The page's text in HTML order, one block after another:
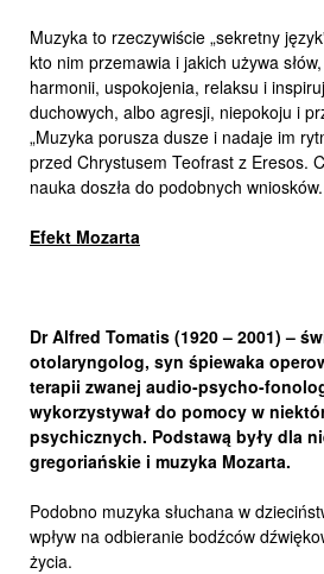
Muzyka to rzeczywiście „sekretny
kto nim przemawia i jakich używa
harmonii, uspokojenia, relaksu i
duchowych, albo agresji, niepokoju i
„Muzyka porusza dusze i nadaje im
przed Chrystusem Teofrast z Eresos.
nauka doszła do podobnych wniosków.
Efekt Mozarta
Dr Alfred Tomatis (1920 – 2001) –
otolaryngolog, syn śpiewaka
terapii zwanej audio-psycho-
wykorzystywał do pomocy w
psychicznych. Podstawą były dla
gregoriańskie i muzyka Mozarta.
Podobno muzyka słuchana w
wpływ na odbieranie bodźców
życia.